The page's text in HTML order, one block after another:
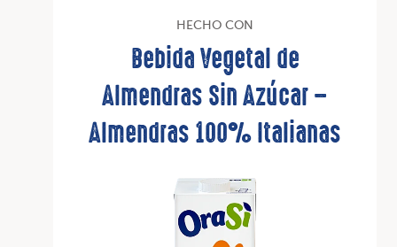
HECHO CON
Bebida Vegetal de
Almendras Sin Azúcar –
Almendras 100% Italianas